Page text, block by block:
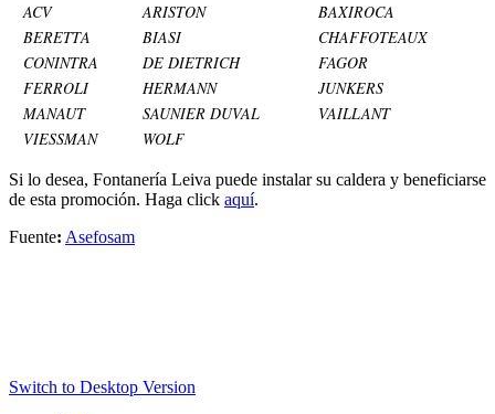
ACV ARISTON
BAXIROCA
BERETTA
BIASI
CHAFFOTEAUX
CONINTRA
DE DIETRICH
FAGOR
FERROLI
HERMANN
JUNKERS
MANAUT
SAUNIER DUVAL
VAILLANT
VIESSMAN
WOLF
Si lo desea, Fontanería Leiva puede instalar su caldera y beneficiarse
de esta promoción. Haga click aquí.
Fuente: Asefosam
Switch to Desktop Version